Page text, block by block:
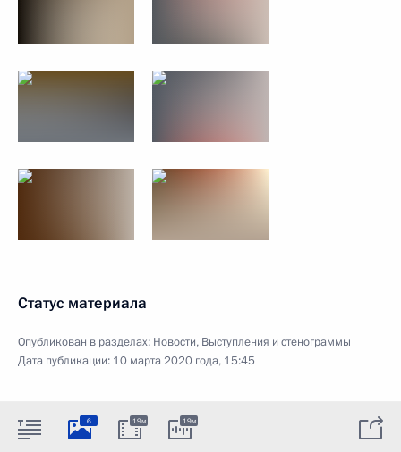
Статус материала
Опубликован в разделах: Новости, Выступления и стенограммы
Дата публикации: 10 марта 2020 года, 15:45
6 19м 19м